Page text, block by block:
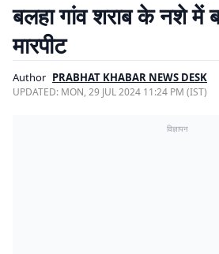
बलहा गांव शराब के नशे में
मारपीट
Author PRABHAT KHABAR NEWS DESK
UPDATED: MON, 29 JUL 2024 11:24 PM (IST)
विज्ञापन